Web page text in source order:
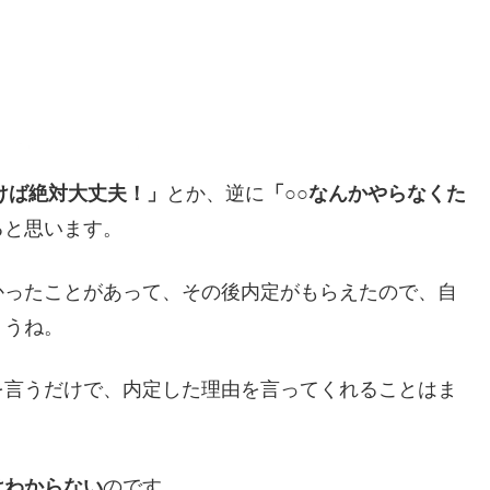
絶対大丈夫！」 とか、逆に 「○○なんかやらなくた
思います。
たことがあって、その後内定がもらえたので、自
ね。
うだけで、内定した理由を言ってくれることはま